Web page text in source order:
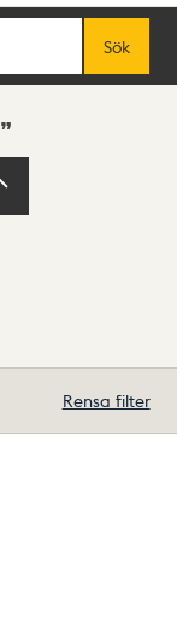
Sök
Rensa filter